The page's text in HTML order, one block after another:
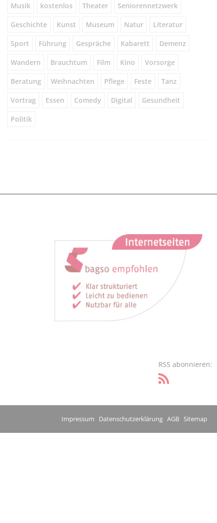
Musik kostenlos Theater Seniorennetzwerk
Geschichte Kunst Museum Natur Literatur
Sport Führung Gespräche Kabarett Demenz
Wandern Brauchtum Film Kino Vorsorge
Beratung Weihnachten Pflege Feste Tanz
Vortrag Essen Comedy Digital Gesundheit
Politik
RSS abonnieren:
Impressum Datenschutzerklärung AGB Sitemap